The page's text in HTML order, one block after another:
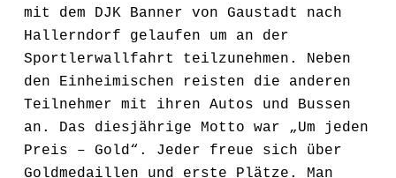
mit dem DJK Banner von Gaustadt nach
Hallerndorf gelaufen um an der
Sportlerwallfahrt teilzunehmen. Neben
den Einheimischen reisten die anderen
Teilnehmer mit ihren Autos und Bussen
an. Das diesjährige Motto war „Um jeden
Preis – Gold“. Jeder freue sich über
Goldmedaillen und erste Plätze. Man